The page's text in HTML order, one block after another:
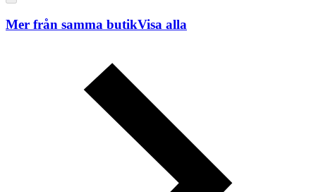
Mer från samma butikVisa alla